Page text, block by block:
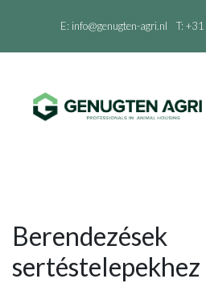
E: info@genugten-agri.nl T:
Berendezések
sertéstelepekhez